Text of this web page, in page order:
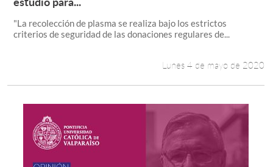
"La recolección de plasma se realiza bajo los estrictos
criterios de seguridad de las donaciones regulares de...
Lunes 4 de mayo de 2020